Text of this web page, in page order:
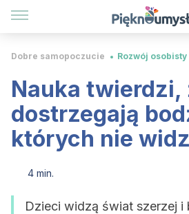
Dobre samopoczucie Rozwój osobisty
Nauka twierdzi,
dostrzegają
których nie
4 min.
Dzieci widzą świat szerzej